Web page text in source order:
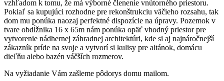
vzhľadom k tomu, že má výborné členenie vnútorného priestoru.
Pokiaľ sa kupujúci rozhodne pre rekonštrukciu väčieho rozsahu, tak
dom mu ponúka naozaj perfektné dispozície na úpravy. Pozemok v
tvare obdĺžnika 16 x 65m nám ponúka opäť vhodný priestor pre
vytvorenie nádhernej záhradnej architektúri, kde si aj najnáročnejší
zákazník príde na svoje a vytvorí si kulisy pre altánok, domácu
dieľňu alebo bazén váčších rozmerov.
Na vyžiadanie Vám zašleme pôdorys domu mailom.